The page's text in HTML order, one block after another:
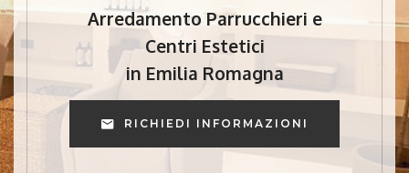
Arredamento Parrucchieri e
Centri Estetici
in Emilia Romagna
RICHIEDI INFORMAZIONI